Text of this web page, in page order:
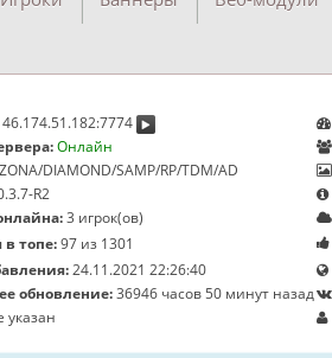
Онлайн
DIAMOND/SAMP​/RP/TDM/AD​
R2
3 игрок(ов)
топе:97 из 1301
24.11.2021 22:26:40
обновление:36946 часов 50 минут назад